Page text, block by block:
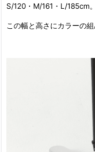
S/120・M/161・L/185cm。
この幅と高さにカラーの